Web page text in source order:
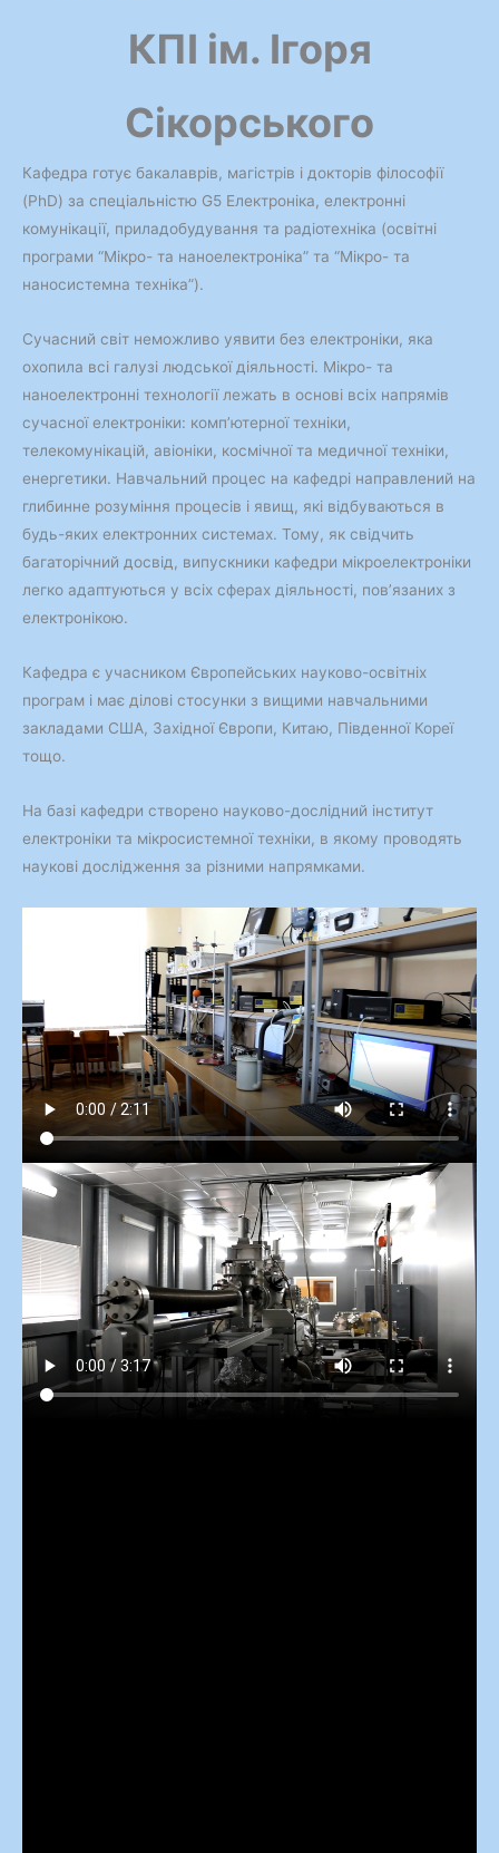
КПІ ім. Ігоря
Сікорського
Кафедра готує бакалаврiв, магістрів і докторів філософії
(PhD) за спеціальністю G5 Електроніка, електронні
комунікації, приладобудування та радіотехніка (освітні
програми “Мiкро- та наноелектроніка” та “Мiкро- та
наносистемна техніка”).
Сучасний світ неможливо уявити без електроніки, яка
охопила всі галузі людської діяльності. Мікро- та
наноелектронні технології лежать в основі всіх напрямів
сучасної електроніки: комп’ютерної техніки,
телекомунікацій, авіоніки, космічної та медичної техніки,
енергетики. Навчальний процес на кафедрі направлений на
глибинне розуміння процесів і явищ, які відбуваються в
будь-яких електронних системах. Тому, як свідчить
багаторічний досвід, випускники кафедри мікроелектроніки
легко адаптуються у всіх сферах діяльності, пов’язаних з
електронікою.
Кафедра є учасником Європейських науково-освiтнiх
програм i має дiловi стосунки з вищими навчальними
закладами США, Захiдної Європи, Китаю, Південної Кореї
тощо.
На базi кафедри створено науково-дослiдний iнститут
електронiки та мікросистемної техніки, в якому проводять
науковi дослiдження за різними напрямками.